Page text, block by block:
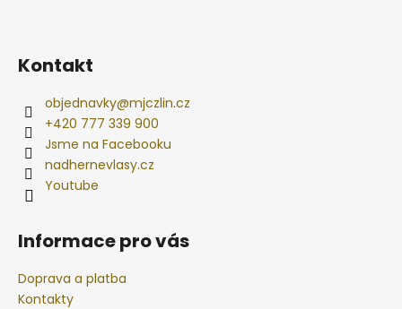
Kontakt
objednavky@mjczlin.cz
+420 777 339 900
Jsme na Facebooku
nadhernevlasy.cz
Youtube
Informace pro vás
Doprava a platba
Kontakty